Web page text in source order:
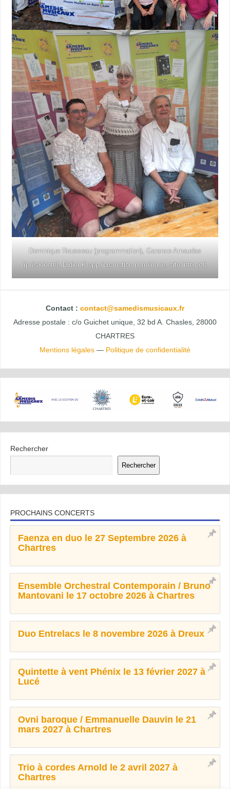
Dominique Rousseau (programmation), Garance Arnaudas
(présidente), Didier Kropp (promotion numérique, site internet)
Contact : contact@samedismusicaux.fr
Adresse postale : c/o Guichet unique, 32 bd A. Chasles, 28000
CHARTRES
Mentions légales — Politique de confidentialité
Rechercher
Rechercher
PROCHAINS CONCERTS
Faenza en duo le 27 Septembre 2026 à
Chartres
Ensemble Orchestral Contemporain / Bruno
Mantovani le 17 octobre 2026 à Chartres
Duo Entrelacs le 8 novembre 2026 à Dreux
Quintette à vent Phénix le 13 février 2027 à
Lucé
Ovni baroque / Emmanuelle Dauvin le 21
mars 2027 à Chartres
Trio à cordes Arnold le 2 avril 2027 à
Chartres